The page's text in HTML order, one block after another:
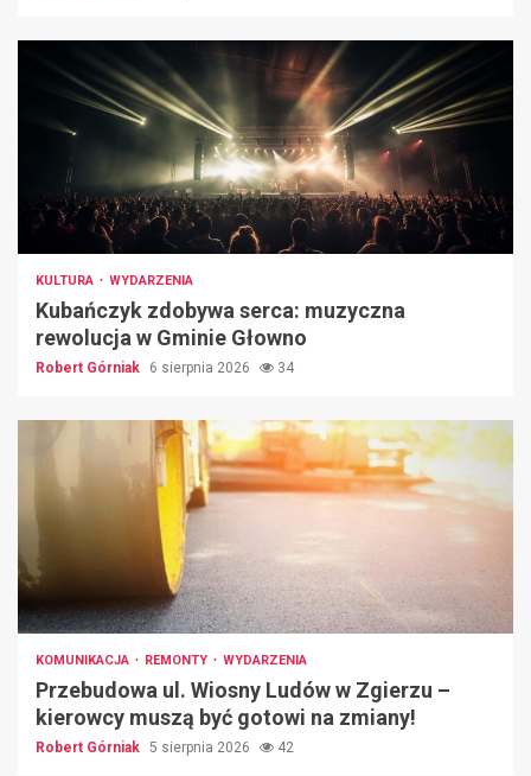
KULTURA WYDARZENIA
Kubańczyk zdobywa serca: muzyczna
rewolucja w Gminie Głowno
Robert Górniak 6 sierpnia 2026 34
KOMUNIKACJA REMONTY WYDARZENIA
Przebudowa ul. Wiosny Ludów w Zgierzu –
kierowcy muszą być gotowi na zmiany!
Robert Górniak 5 sierpnia 2026 42